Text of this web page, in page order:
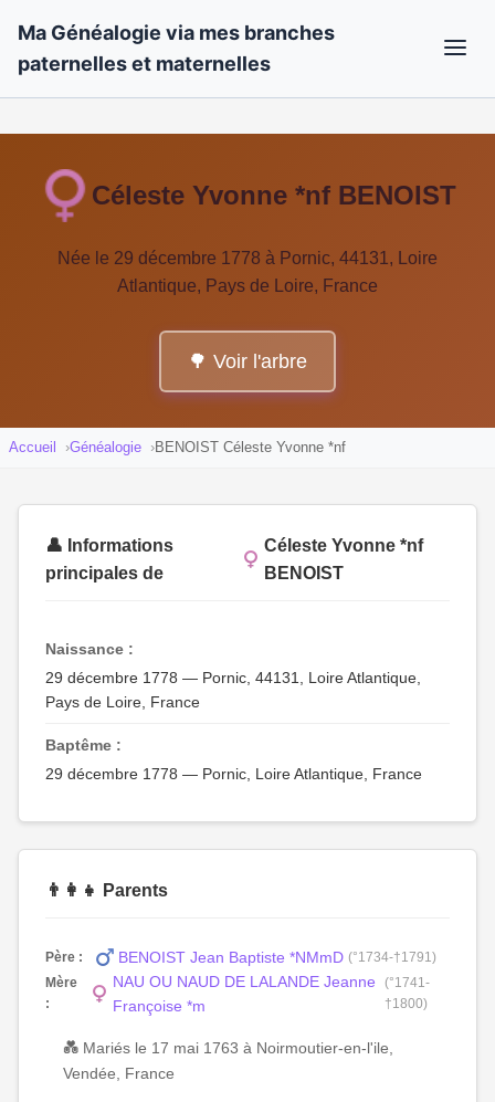
Ma Généalogie via mes branches
paternelles et maternelles
Céleste Yvonne *nf BENOIST
Née le 29 décembre 1778 à Pornic, 44131, Loire
Atlantique, Pays de Loire, France
🌳 Voir l'arbre
Accueil Généalogie BENOIST Céleste Yvonne *nf
👤 Informations
principales de
Céleste Yvonne *nf
BENOIST
Naissance :
29 décembre 1778 — Pornic, 44131, Loire Atlantique,
Pays de Loire, France
Baptême :
29 décembre 1778 — Pornic, Loire Atlantique, France
👨‍👩‍👧 Parents
Père : BENOIST Jean Baptiste *NMmD (°1734-†1791)
Mère
:
NAU OU NAUD DE LALANDE Jeanne
Françoise *m
(°1741-
†1800)
💑 Mariés le 17 mai 1763 à Noirmoutier-en-l'ile,
Vendée, France